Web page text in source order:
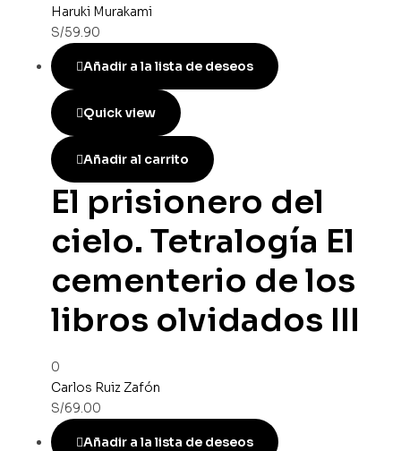
Haruki Murakami
S/59.90
Añadir a la lista de deseos
Quick view
Añadir al carrito
El prisionero del
cielo. Tetralogía El
cementerio de los
libros olvidados III
0
Carlos Ruiz Zafón
S/69.00
Añadir a la lista de deseos